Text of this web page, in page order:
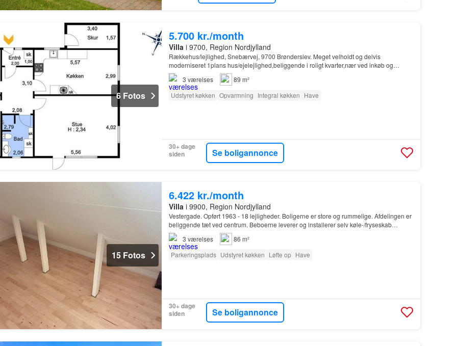
6 Fotos
5.700 kr./month
Villa i 9700, Region Nordjylland
Rækkehus/lejlighed, Snebærvej, 9700 Brønderslev. Meget velholdt og delvis
moderniseret 1plans hus/ejelejlighed,beliggende i roligt kvarter,nær ved inkøb og
skole…
3 værelses
89 m²
Udstyret køkken Opvarmning Integral køkken Have
30+ dage
siden
Se boligannonce
15 Fotos
6.422 kr./month
Villa i 9900, Region Nordjylland
Vestergade. Opført 1963 - 18 lejligheder. Boligerne er store og rummelige. Afdelingen er
beliggende tæt ved centrum. Beboerne leverer og installerer selv køle-/fryseskab…
3 værelses
86 m²
Parkeringsplads Udstyret køkken Løfte op Have
30+ dage
siden
Se boligannonce